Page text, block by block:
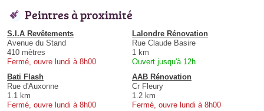
Peintres à proximité
S.I.A Revêtements
Avenue du Stand
410 mètres
Fermé, ouvre lundi à 8h00
Lalondre Rénovation
Rue Claude Basire
1 km
Ouvert jusqu'à 12h
Bati Flash
Rue d'Auxonne
1.1 km
Fermé, ouvre lundi à 8h00
AAB Rénovation
Cr Fleury
1.2 km
Fermé, ouvre lundi à 8h00